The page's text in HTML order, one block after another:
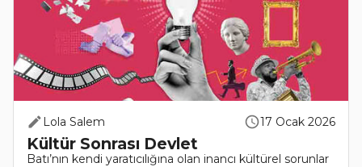
Lola Salem 17 Ocak 2026
Kültür Sonrası Devlet
Batı’nın kendi yaratıcılığına olan inancı kültürel sorunlar